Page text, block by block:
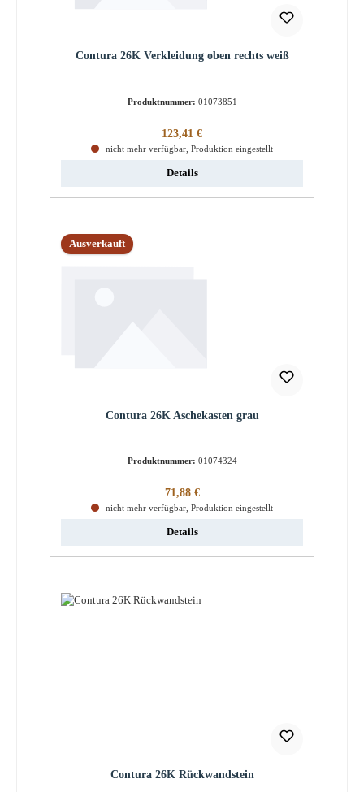
Contura 26K Verkleidung oben rechts weiß
Produktnummer: 01073851
Regulärer Preis:
123,41 €
nicht mehr verfügbar, Produktion eingestellt
Details
Ausverkauft
Contura 26K Aschekasten grau
Produktnummer: 01074324
Regulärer Preis:
71,88 €
nicht mehr verfügbar, Produktion eingestellt
Details
Contura 26K Rückwandstein